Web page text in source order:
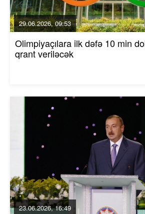
29.06.2026, 09:53
Olimpiyaçılara ilk dəfə 10 min
qrant veriləcək
23.06.2026, 16:49